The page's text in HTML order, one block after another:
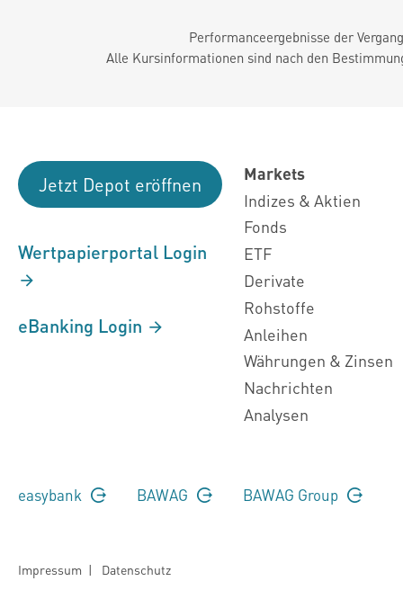
Performanceergebnisse der
Alle Kursinformationen sind nach den
Jetzt Depot eröffnen
Wertpapierportal Login
eBanking Login
Markets
Indizes & Aktien
Fonds
ETF
Derivate
Rohstoffe
Anleihen
Währungen & Zinsen
Nachrichten
Analysen
easybank BAWAG BAWAG Group
Impressum | Datenschutz